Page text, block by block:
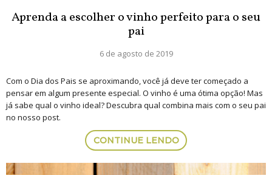
Aprenda a escolher o vinho perfeito para o seu
pai
6 de agosto de 2019
Com o Dia dos Pais se aproximando, você já deve ter começado a
pensar em algum presente especial. O vinho é uma ótima opção! Mas
já sabe qual o vinho ideal? Descubra qual combina mais com o seu pai
no nosso post.
CONTINUE LENDO